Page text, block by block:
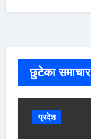
छुटेका समाचार
प्रदेश